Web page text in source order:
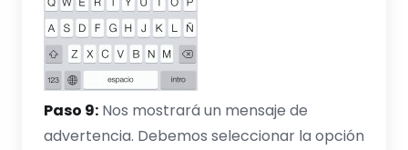
Paso 9: Nos mostrará un mensaje de
advertencia. Debemos seleccionar la opción